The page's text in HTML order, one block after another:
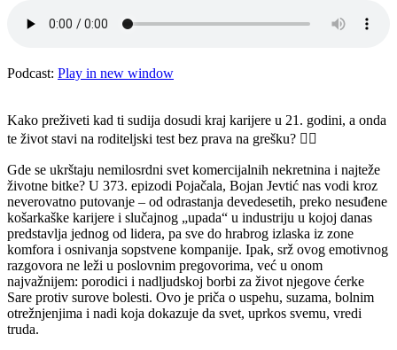
Podcast: Play in new window
Kako preživeti kad ti sudija dosudi kraj karijere u 21. godini, a onda
te život stavi na roditeljski test bez prava na grešku? 👇🏻
Gde se ukrštaju nemilosrdni svet komercijalnih nekretnina i najteže
životne bitke? U 373. epizodi Pojačala, Bojan Jevtić nas vodi kroz
neverovatno putovanje – od odrastanja devedesetih, preko nesuđene
košarkaške karijere i slučajnog „upada“ u industriju u kojoj danas
predstavlja jednog od lidera, pa sve do hrabrog izlaska iz zone
komfora i osnivanja sopstvene kompanije. Ipak, srž ovog emotivnog
razgovora ne leži u poslovnim pregovorima, već u onom
najvažnijem: porodici i nadljudskoj borbi za život njegove ćerke
Sare protiv surove bolesti. Ovo je priča o uspehu, suzama, bolnim
otrežnjenjima i nadi koja dokazuje da svet, uprkos svemu, vredi
truda.